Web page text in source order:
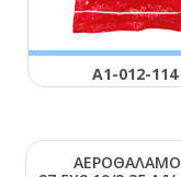
Α1-012-114